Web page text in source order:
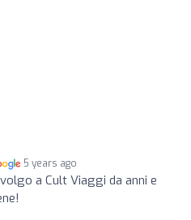
5 years ago
a Cult Viaggi da anni e